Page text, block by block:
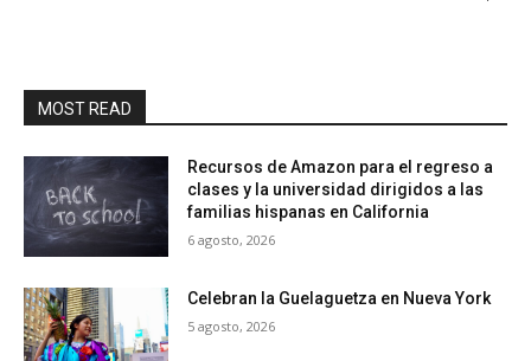
MOST READ
Recursos de Amazon para el regreso a
clases y la universidad dirigidos a las
familias hispanas en California
6 agosto, 2026
Celebran la Guelaguetza en Nueva York
5 agosto, 2026